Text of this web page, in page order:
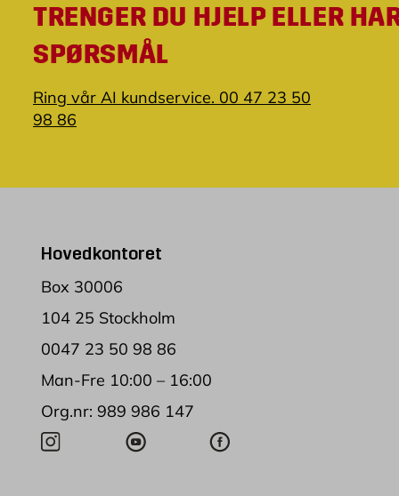
TRENGER DU HJELP ELLER
SPØRSMÅL
Ring vår AI kundservice. 00 47 23 50
98 86
Hovedkontoret
Box 30006
104 25 Stockholm
0047 23 50 98 86
Man-Fre 10:00 – 16:00
Org.nr: 989 986 147